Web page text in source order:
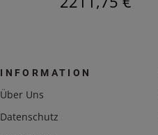
INFORMATION
Über Uns
Datenschutz